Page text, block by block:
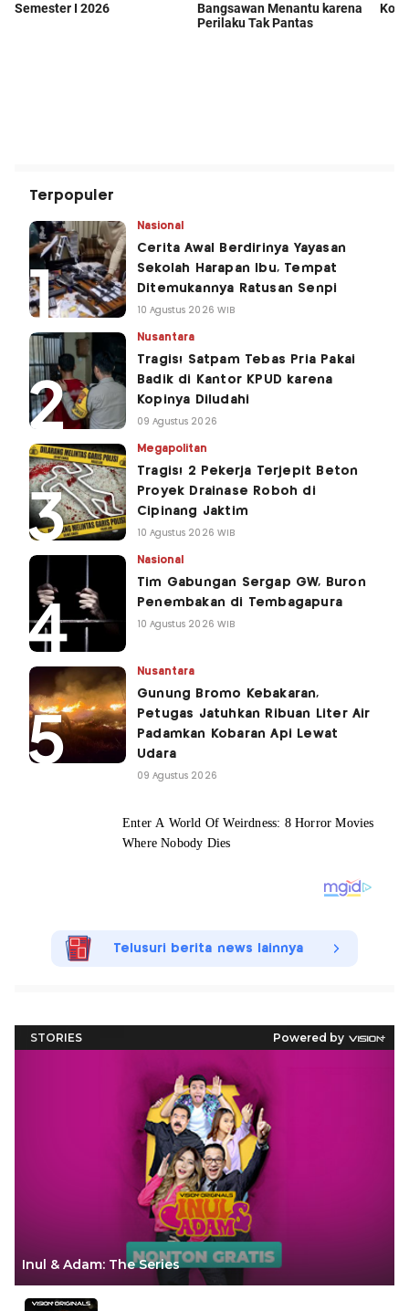
Terpopuler
Nasional
Cerita Awal Berdirinya Yayasan
Sekolah Harapan Ibu, Tempat
Ditemukannya Ratusan Senpi
10 Agustus 2026 WIB
Nusantara
Tragis! Satpam Tebas Pria Pakai
Badik di Kantor KPUD karena
Kopinya Diludahi
09 Agustus 2026
Megapolitan
Tragis! 2 Pekerja Terjepit Beton
Proyek Drainase Roboh di
Cipinang Jaktim
10 Agustus 2026 WIB
Nasional
Tim Gabungan Sergap GW, Buron
Penembakan di Tembagapura
10 Agustus 2026 WIB
Nusantara
Gunung Bromo Kebakaran,
Petugas Jatuhkan Ribuan Liter Air
Padamkan Kobaran Api Lewat
Udara
09 Agustus 2026
Telusuri berita news lainnya